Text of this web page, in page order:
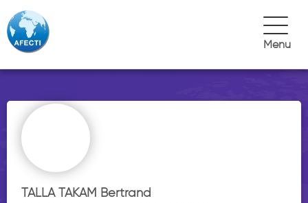
Menu
TALLA TAKAM Bertrand